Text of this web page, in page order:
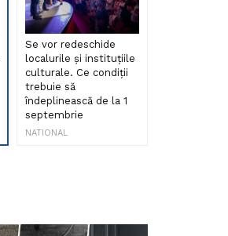
Se vor redeschide
localurile și instituțiile
culturale. Ce condiții
trebuie să
îndeplinească de la 1
septembrie
NATIONAL